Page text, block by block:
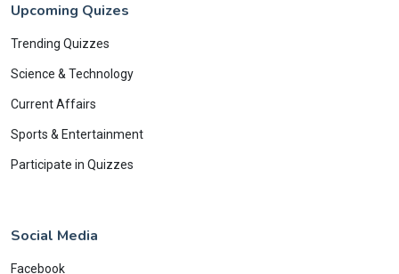
Upcoming Quizes
Trending Quizzes
Science & Technology
Current Affairs
Sports & Entertainment
Participate in Quizzes
Social Media
Facebook